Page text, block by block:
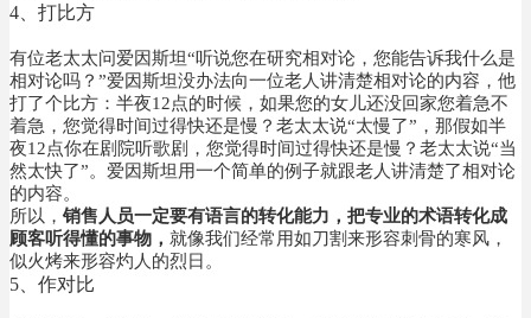
4、打比方
有位老太太问爱因斯坦“听说您在研究相对论，您能告诉我什么是
相对论吗？”爱因斯坦没办法向一位老人讲清楚相对论的内容，他
打了个比方：半夜12点的时候，如果您的女儿还没回家您着急不
着急，您觉得时间过得快还是慢？老太太说“太慢了”，那假如半
夜12点你在剧院听歌剧，您觉得时间过得快还是慢？老太太说“当
然太快了”。爱因斯坦用一个简单的例子就跟老人讲清楚了相对论
的内容。
所以， 销售人员一定要有语言的转化能力，把专业的术语转化成
顾客听得懂的事物， 就像我们经常用如刀割来形容刺骨的寒风，
似火烤来形容灼人的烈日。
5、作对比